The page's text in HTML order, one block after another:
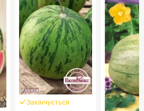
Закінчується